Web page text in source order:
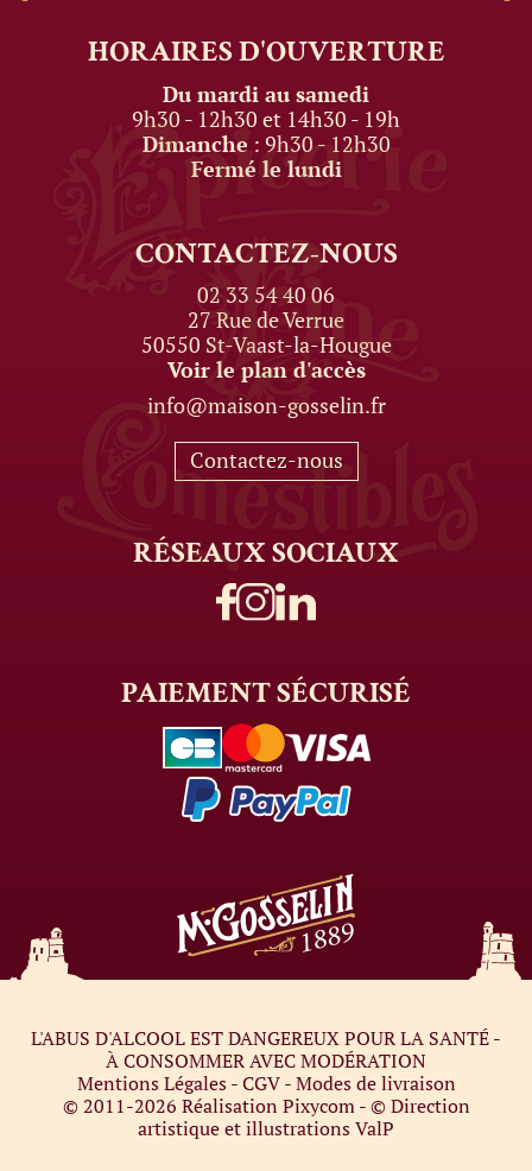
HORAIRESD'OUVERTURE
Du mardi au samedi
9h30 - 12h30 et 14h30 - 19h
Dimanche : 9h30 - 12h30
Fermé le lundi
CONTACTEZ-NOUS
02 33 54 40 06
27 Rue de Verrue
50550 St-Vaast-la-Hougue
Voir le plan d'accès
info@maison-gosselin.fr
Contactez-nous
RÉSEAUXSOCIAUX
PAIEMENTSÉCURISÉ
L'ABUS D'ALCOOL EST DANGEREUX POUR LA SANTÉ -
À CONSOMMER AVEC MODÉRATION
Mentions Légales-CGV-Modes de livraison
© 2011-2026 Réalisation Pixycom- © Direction
artistique et illustrationsValP